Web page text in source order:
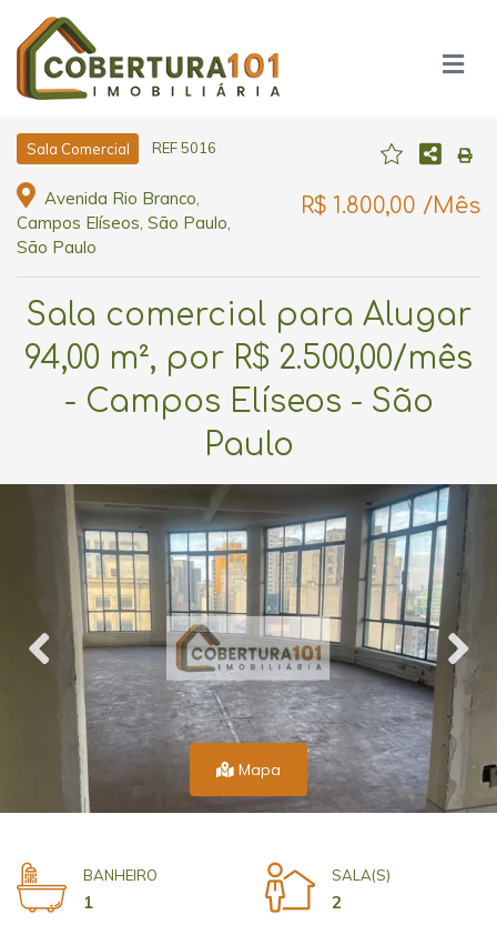
Sala Comercial REF 5016
Avenida Rio Branco,
Campos Elíseos, São Paulo,
São Paulo
R$ 1.800,00 /Mês
Sala comercial para Alugar
94,00 m², por R$ 2.500,00/mês
- Campos Elíseos - São
Paulo
Mapa
BANHEIRO
1
SALA(S)
2